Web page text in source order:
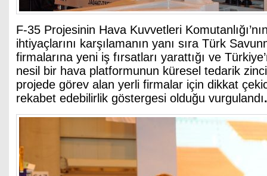
F-35 Projesinin Hava Kuvvetleri
ihtiyaçlarını karşılamanın yanı sıra Türk
firmalarına yeni iş fırsatları yarattığı ve
nesil bir hava platformunun küresel tedarik
projede görev alan yerli firmalar için dikkat
rekabet edebilirlik göstergesi olduğu vurgulandı.